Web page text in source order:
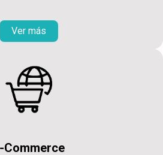
Ver más
Commerce